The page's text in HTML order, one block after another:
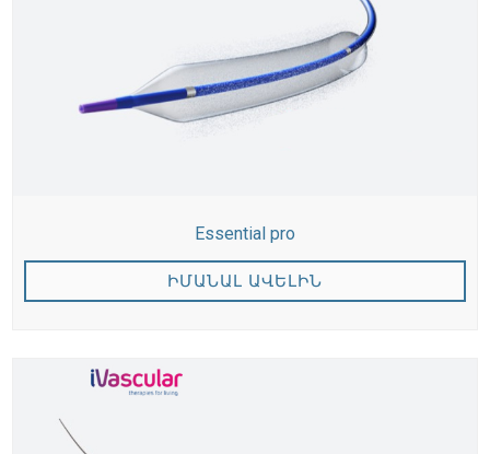
Essential pro
ԻՄԱՆԱԼ ԱՎԵԼԻՆ